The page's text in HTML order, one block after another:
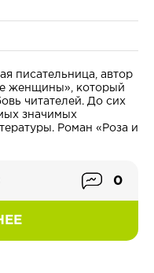
писательница, автор
женщины», который
читателей. До сих
значимых
Роман «Роза и
0